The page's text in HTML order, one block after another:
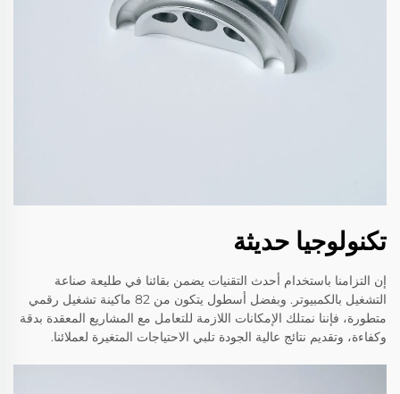
تكنولوجيا حديثة
إن التزامنا باستخدام أحدث التقنيات يضمن بقائنا في طليعة صناعة
التشغيل بالكمبيوتر. وبفضل أسطول يتكون من 82 ماكينة تشغيل رقمي
متطورة، فإننا نمتلك الإمكانات اللازمة للتعامل مع المشاريع المعقدة بدقة
وكفاءة، وتقديم نتائج عالية الجودة تلبي الاحتياجات المتغيرة لعملائنا.